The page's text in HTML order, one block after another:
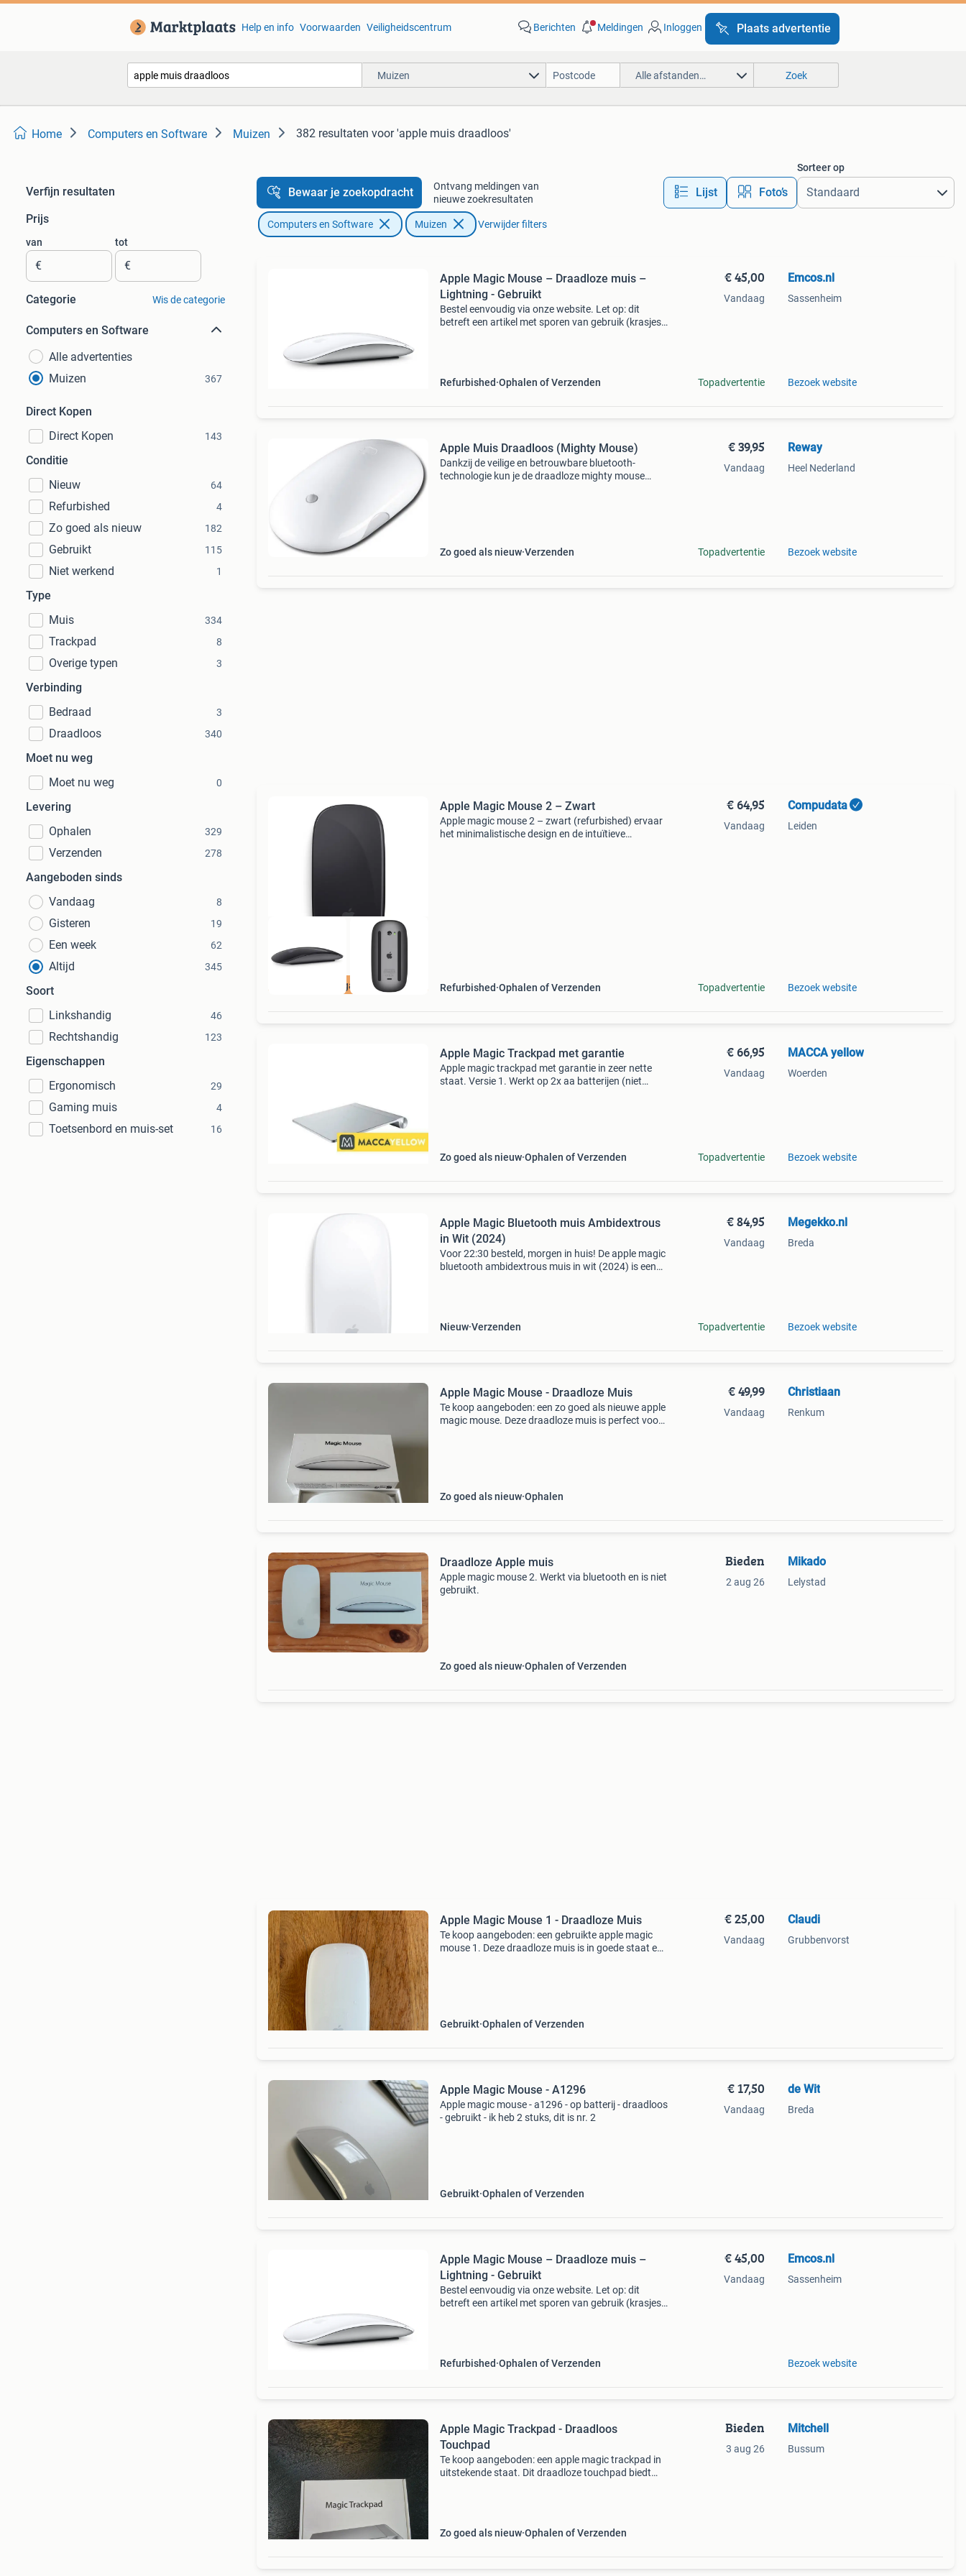
Help en info Voorwaarden Veiligheidscentrum Berichten Meldingen Inloggen Plaats advertentie
Muizen Alle afstanden… Zoek
Home Computers en Software Muizen 382 resultaten voor 'apple muis draadloos'
Verfijn resultaten
Prijs
van
€
tot
€
Categorie Wis de categorie
Computers en Software
Alle advertenties
Muizen
367
Direct Kopen
Direct Kopen
143
Conditie
Nieuw
64
Refurbished 4
Zo goed als nieuw 182
Gebruikt 115
Niet werkend 1
Type
Muis
334
Trackpad 8
Overige typen 3
Verbinding
Bedraad
3
Draadloos 340
Moet nu weg
Moet nu weg
0
Levering
Ophalen
329
Verzenden 278
Aangeboden sinds
Vandaag
8
Gisteren 19
Een week 62
Altijd 345
Soort
Linkshandig
46
Rechtshandig 123
Eigenschappen
Ergonomisch
29
Gaming muis 4
Toetsenbord en muis-set 16
Bewaar je zoekopdracht
Ontvang meldingen van
nieuwe zoekresultaten
Lijst Foto’s
Sorteer op
Computers en Software Muizen Verwijder filters
Apple Magic Mouse – Draadloze muis –
Lightning - Gebruikt
Bestel eenvoudig via onze website. Let op: dit
betreft een artikel met sporen van gebruik (krasjes
Refurbished Ophalen of Verzenden
€ 45,00
Vandaag
Topadvertentie
Emcos.nl
Sassenheim
Bezoek website
Apple Muis Draadloos (Mighty Mouse)
Dankzij de veilige en betrouwbare bluetooth-
technologie kun je de draadloze mighty mouse
Zo goed als nieuw Verzenden
€ 39,95
Vandaag
Topadvertentie
Reway
Heel Nederland
Bezoek website
1 jaar garantie
Apple Magic Mouse 2 – Zwart
Apple magic mouse 2 – zwart (refurbished) ervaar
het minimalistische design en de intuïtieve
Refurbished Ophalen of Verzenden
€ 64,95
Vandaag
Topadvertentie
Compudata
Leiden
Bezoek website
Apple Magic Trackpad met garantie
Apple magic trackpad met garantie in zeer nette
staat. Versie 1. Werkt op 2x aa batterijen (niet
Zo goed als nieuw Ophalen of Verzenden
€ 66,95
Vandaag
Topadvertentie
MACCA yellow
Woerden
Bezoek website
Apple Magic Bluetooth muis Ambidextrous
in Wit (2024)
Voor 22:30 besteld, morgen in huis! De apple magic
bluetooth ambidextrous muis in wit (2024) is een
Nieuw Verzenden
€ 84,95
Vandaag
Topadvertentie
Megekko.nl
Breda
Bezoek website
Apple Magic Mouse - Draadloze Muis
Te koop aangeboden: een zo goed als nieuwe apple
magic mouse. Deze draadloze muis is perfect voor
Zo goed als nieuw Ophalen
€ 49,99
Vandaag
Christiaan
Renkum
Draadloze Apple muis
Apple magic mouse 2. Werkt via bluetooth en is niet
gebruikt.
Zo goed als nieuw Ophalen of Verzenden
Bieden
2 aug 26
Mikado
Lelystad
Apple Magic Mouse 1 - Draadloze Muis
Te koop aangeboden: een gebruikte apple magic
mouse 1. Deze draadloze muis is in goede staat en
Gebruikt Ophalen of Verzenden
€ 25,00
Vandaag
Claudi
Grubbenvorst
Apple Magic Mouse - A1296
Apple magic mouse - a1296 - op batterij - draadloos
- gebruikt - ik heb 2 stuks, dit is nr. 2
Gebruikt Ophalen of Verzenden
€ 17,50
Vandaag
de Wit
Breda
Apple Magic Mouse – Draadloze muis –
Lightning - Gebruikt
Bestel eenvoudig via onze website. Let op: dit
betreft een artikel met sporen van gebruik (krasjes
Refurbished Ophalen of Verzenden
€ 45,00
Vandaag
Emcos.nl
Sassenheim
Bezoek website
Apple Magic Trackpad - Draadloos
Touchpad
Te koop aangeboden: een apple magic trackpad in
uitstekende staat. Dit draadloze touchpad biedt
Zo goed als nieuw Ophalen of Verzenden
Bieden
3 aug 26
Mitchell
Bussum